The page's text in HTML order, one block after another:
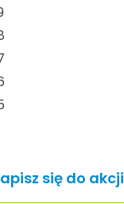
się do akcji